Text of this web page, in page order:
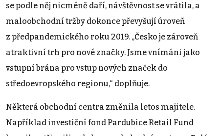
se podle něj nicméně daří, návštěvnost se vrátila, a
maloobchodní tržby dokonce převyšují úroveň
z předpandemického roku 2019. „Česko je zároveň
atraktivní trh pro nové značky. Jsme vnímáni jako
vstupní brána pro vstup nových značek do
středoevropského regionu,“ doplňuje.
Některá obchodní centra změnila letos majitele.
Například investiční fond Pardubice Retail Fund